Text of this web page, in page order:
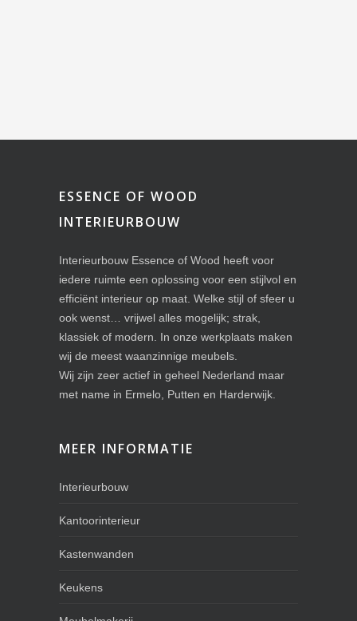
ESSENCE OF WOOD
INTERIEURBOUW
Interieurbouw Essence of Wood heeft voor
iedere ruimte een oplossing voor een stijlvol en
efficiënt interieur op maat. Welke stijl of sfeer u
ook wenst… vrijwel alles mogelijk; strak,
klassiek of modern. In onze werkplaats maken
wij de meest waanzinnige meubels.
Wij zijn zeer actief in geheel Nederland maar
met name in Ermelo, Putten en Harderwijk.
MEER INFORMATIE
Interieurbouw
Kantoorinterieur
Kastenwanden
Keukens